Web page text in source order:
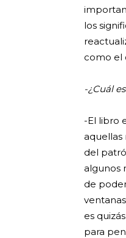
los
como el
-¿Cuál
-El libro
aquellas
del
algunos
de
es
para